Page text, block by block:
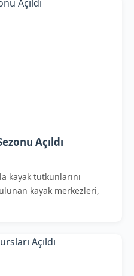
Açıldı
kayak tutkunlarını
kayak merkezleri,